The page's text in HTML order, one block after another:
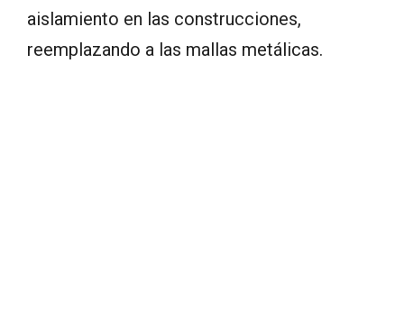
aislamiento en las construcciones,
reemplazando a las mallas metálicas.